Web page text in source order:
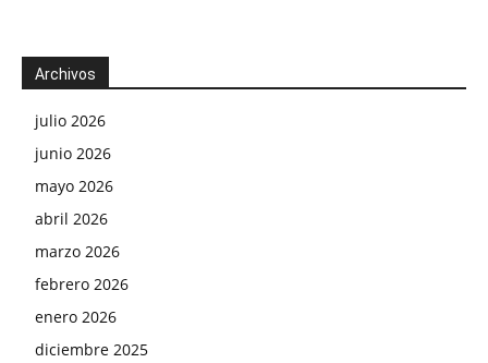
Archivos
julio 2026
junio 2026
mayo 2026
abril 2026
marzo 2026
febrero 2026
enero 2026
diciembre 2025